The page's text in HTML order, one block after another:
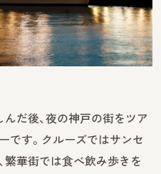
だ後、夜の神戸の街をツア
です。クルーズではサンセ
繁華街では食べ飲み歩きを